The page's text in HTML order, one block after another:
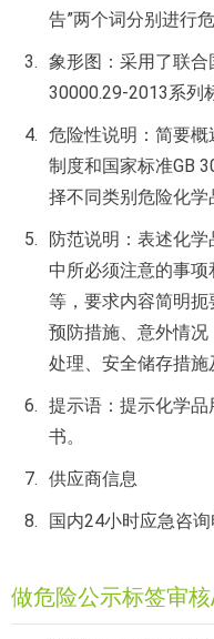
告”两个词分别进行
象形图：采用了联合
30000.29-2013系列
危险性说明：简要概
制度和国家标准GB
择不同类别危险化学
防范说明：表述化
中所必须注意的事
等，要求内容简明
预防措施、意外情
处理、安全储存措施
提示语：提示化学
书。
供应商信息
国内24小时应急咨
做危险公示标签审